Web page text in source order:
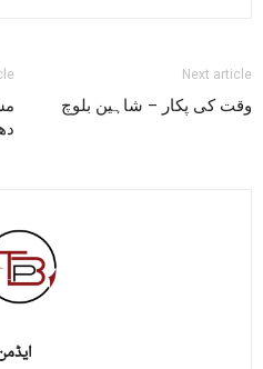
Next article
وقت کی پکار – شاہین بلوچ